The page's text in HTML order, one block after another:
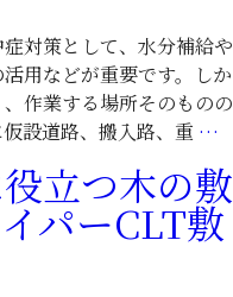
対策として、水分補給や
用などが重要です。しか
作業する場所そのものの
設道路、搬入路、重 …
立つ木の敷
パーCLT敷